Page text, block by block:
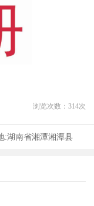
浏览次数： 314次
:湖南省湘潭湘潭县